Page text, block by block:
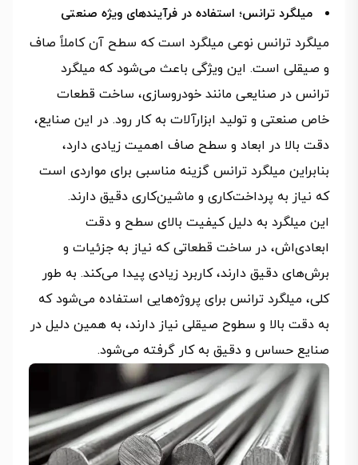
میلگرد ترانس؛ استفاده در فرآیندهای ویژه صنعتی
میلگرد ترانس نوعی میلگرد است که سطح آن کاملاً صاف
و صیقلی است. این ویژگی باعث می‌شود که میلگرد
ترانس در صنایعی مانند خودروسازی، ساخت قطعات
خاص صنعتی و تولید ابزارآلات به کار رود. در این صنایع،
دقت بالا در ابعاد و سطح صاف اهمیت زیادی دارد،
بنابراین میلگرد ترانس گزینه مناسبی برای مواردی است
که نیاز به پرداخت‌کاری و ماشین‌کاری دقیق دارند.
این میلگرد به دلیل کیفیت بالای سطح و دقت
ابعادی‌اش، در ساخت قطعاتی که نیاز به جزئیات و
برش‌های دقیق دارند، کاربرد زیادی پیدا می‌کند. به طور
کلی، میلگرد ترانس برای پروژه‌هایی استفاده می‌شود که
به دقت بالا و سطوح صیقلی نیاز دارند، به همین دلیل در
صنایع حساس و دقیق به کار گرفته می‌شود.